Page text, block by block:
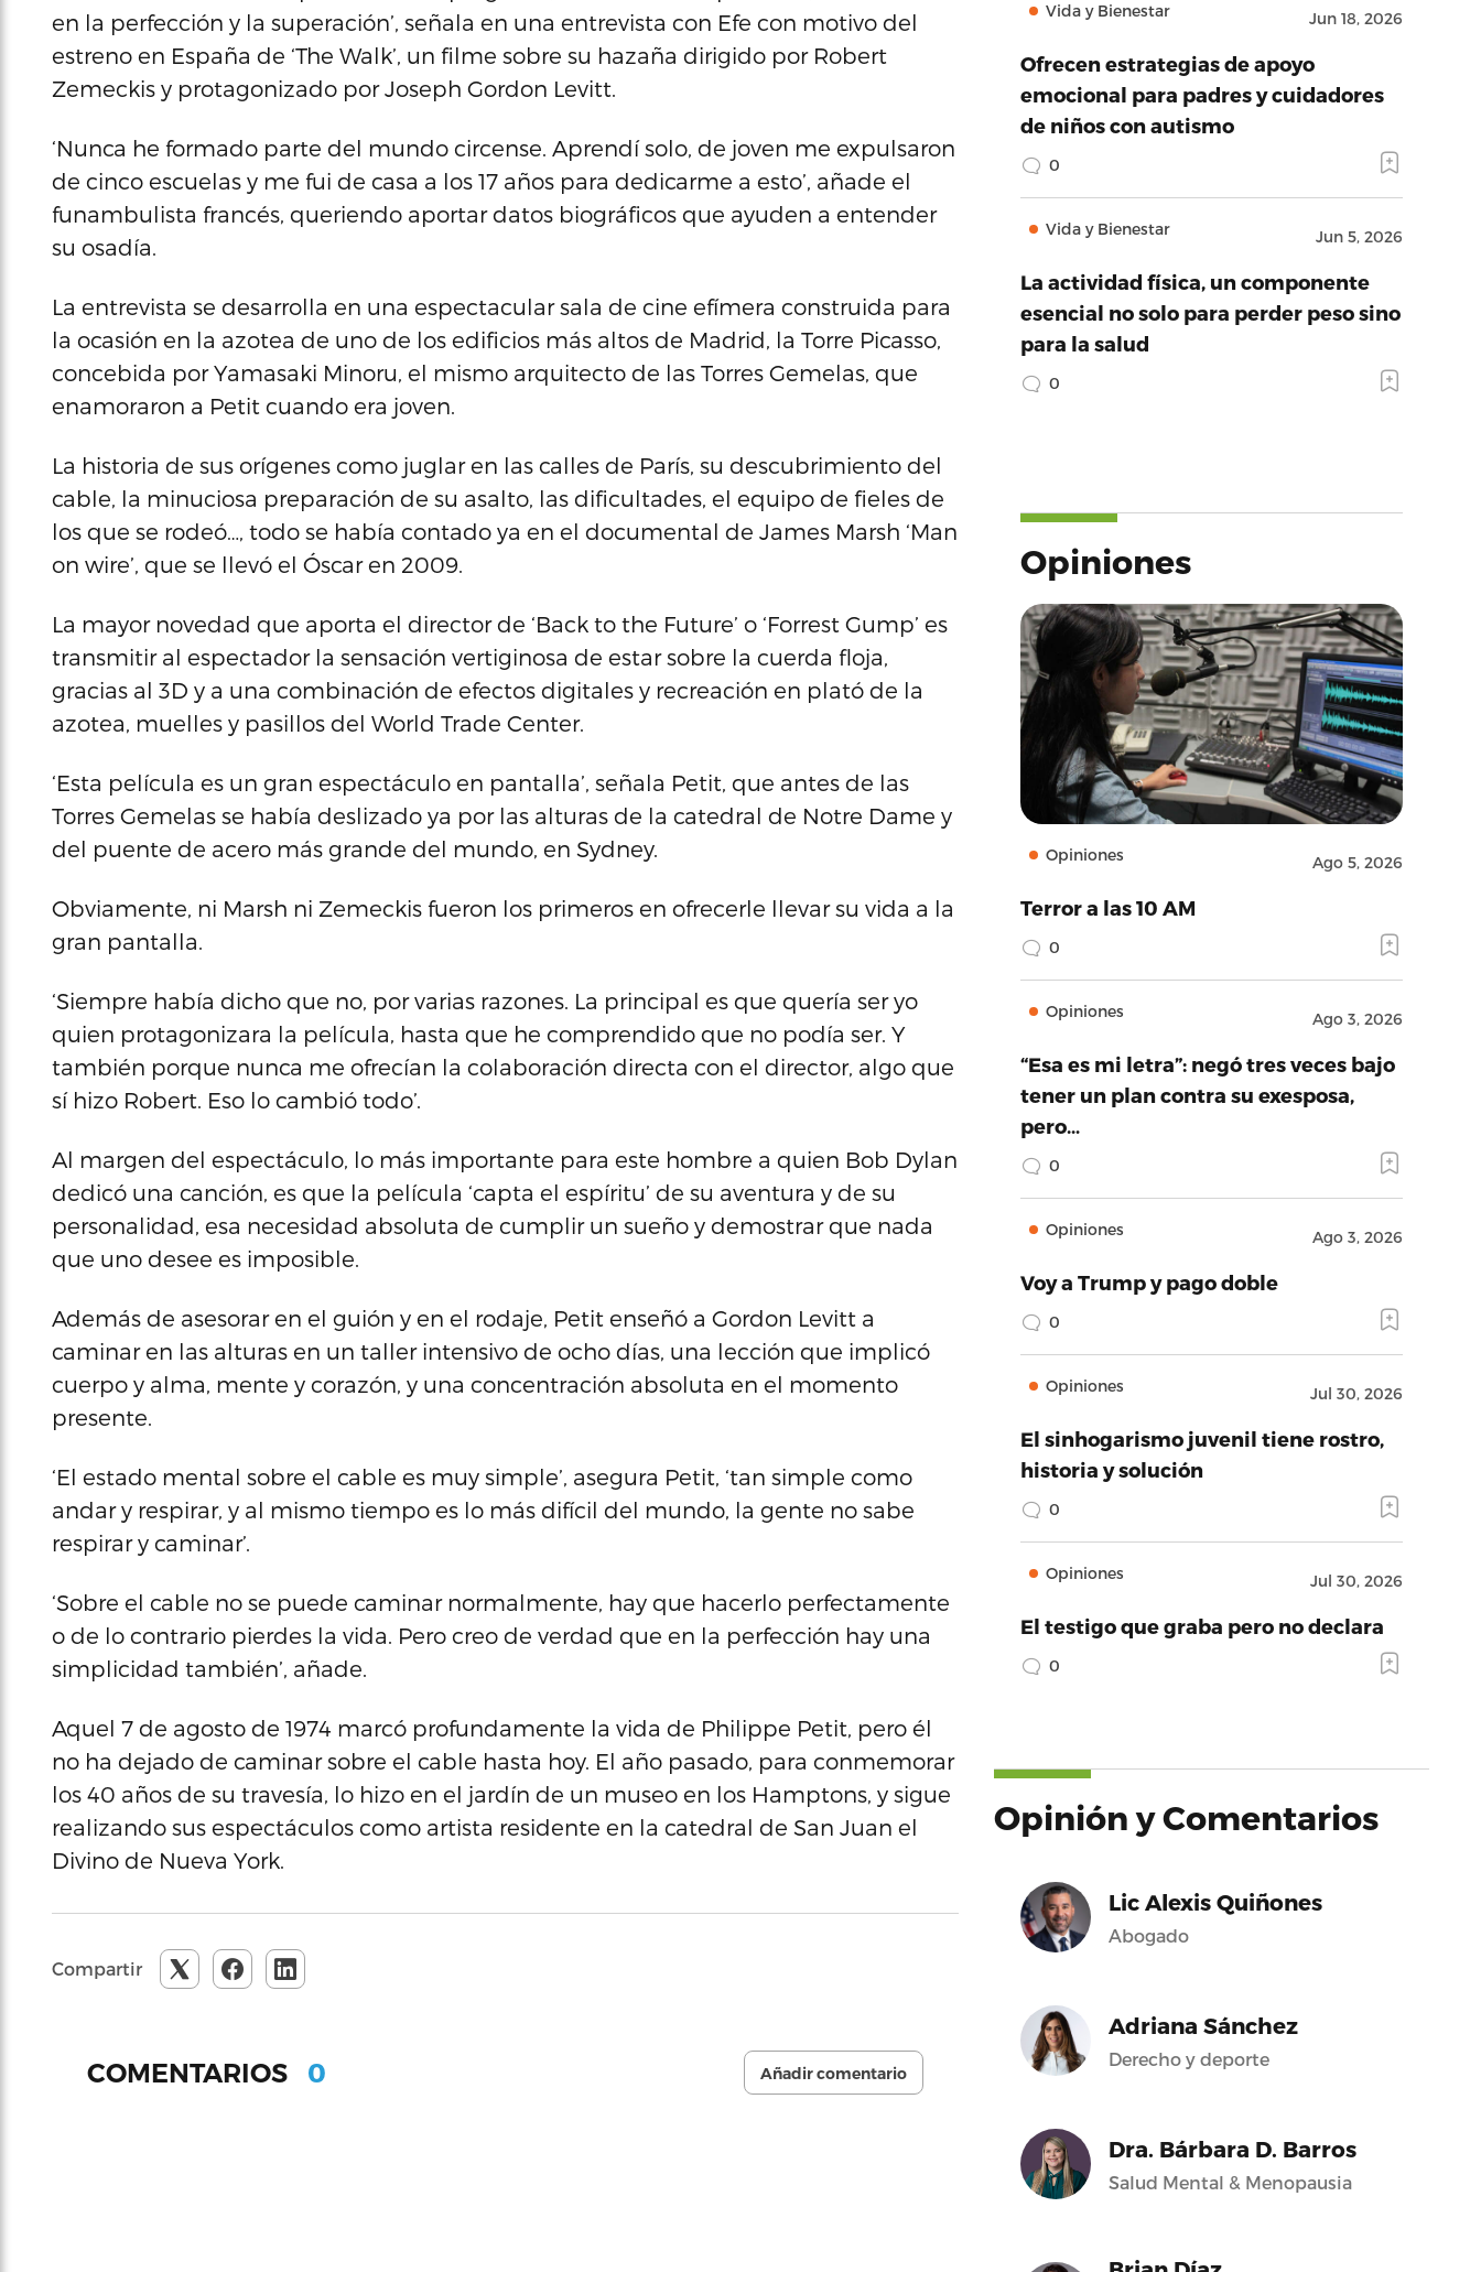
en la perfección y la superación’, señala en una entrevista con Efe con motivo del
estreno en España de ‘The Walk’, un filme sobre su hazaña dirigido por Robert
Zemeckis y protagonizado por Joseph Gordon Levitt.
‘Nunca he formado parte del mundo circense. Aprendí solo, de joven me expulsaron
de cinco escuelas y me fui de casa a los 17 años para dedicarme a esto’, añade el
funambulista francés, queriendo aportar datos biográficos que ayuden a entender
su osadía.
La entrevista se desarrolla en una espectacular sala de cine efímera construida para
la ocasión en la azotea de uno de los edificios más altos de Madrid, la Torre Picasso,
concebida por Yamasaki Minoru, el mismo arquitecto de las Torres Gemelas, que
enamoraron a Petit cuando era joven.
La historia de sus orígenes como juglar en las calles de París, su descubrimiento del
cable, la minuciosa preparación de su asalto, las dificultades, el equipo de fieles de
los que se rodeó…, todo se había contado ya en el documental de James Marsh ‘Man
on wire’, que se llevó el Óscar en 2009.
La mayor novedad que aporta el director de ‘Back to the Future’ o ‘Forrest Gump’ es
transmitir al espectador la sensación vertiginosa de estar sobre la cuerda floja,
gracias al 3D y a una combinación de efectos digitales y recreación en plató de la
azotea, muelles y pasillos del World Trade Center.
‘Esta película es un gran espectáculo en pantalla’, señala Petit, que antes de las
Torres Gemelas se había deslizado ya por las alturas de la catedral de Notre Dame y
del puente de acero más grande del mundo, en Sydney.
Obviamente, ni Marsh ni Zemeckis fueron los primeros en ofrecerle llevar su vida a la
gran pantalla.
‘Siempre había dicho que no, por varias razones. La principal es que quería ser yo
quien protagonizara la película, hasta que he comprendido que no podía ser. Y
también porque nunca me ofrecían la colaboración directa con el director, algo que
sí hizo Robert. Eso lo cambió todo’.
Al margen del espectáculo, lo más importante para este hombre a quien Bob Dylan
dedicó una canción, es que la película ‘capta el espíritu’ de su aventura y de su
personalidad, esa necesidad absoluta de cumplir un sueño y demostrar que nada
que uno desee es imposible.
Además de asesorar en el guión y en el rodaje, Petit enseñó a Gordon Levitt a
caminar en las alturas en un taller intensivo de ocho días, una lección que implicó
cuerpo y alma, mente y corazón, y una concentración absoluta en el momento
presente.
‘El estado mental sobre el cable es muy simple’, asegura Petit, ‘tan simple como
andar y respirar, y al mismo tiempo es lo más difícil del mundo, la gente no sabe
respirar y caminar’.
‘Sobre el cable no se puede caminar normalmente, hay que hacerlo perfectamente
o de lo contrario pierdes la vida. Pero creo de verdad que en la perfección hay una
simplicidad también’, añade.
Aquel 7 de agosto de 1974 marcó profundamente la vida de Philippe Petit, pero él
no ha dejado de caminar sobre el cable hasta hoy. El año pasado, para conmemorar
los 40 años de su travesía, lo hizo en el jardín de un museo en los Hamptons, y sigue
realizando sus espectáculos como artista residente en la catedral de San Juan el
Divino de Nueva York.
Compartir
COMENTARIOS 0 Añadir comentario
Vida y Bienestar Jun 18, 2026
Ofrecen estrategias de apoyo
emocional para padres y cuidadores
de niños con autismo
0
Vida y Bienestar Jun 5, 2026
La actividad física, un componente
esencial no solo para perder peso sino
para la salud
0
Opiniones
Opiniones Ago 5, 2026
Terror a las 10 AM
0
Opiniones Ago 3, 2026
“Esa es mi letra”: negó tres veces bajo
tener un plan contra su exesposa,
pero…
0
Opiniones Ago 3, 2026
Voy a Trump y pago doble
0
Opiniones Jul 30, 2026
El sinhogarismo juvenil tiene rostro,
historia y solución
0
Opiniones Jul 30, 2026
El testigo que graba pero no declara
0
Opinión y Comentarios
Lic Alexis Quiñones
Abogado
Adriana Sánchez
Derecho y deporte
Dra. Bárbara D. Barros
Salud Mental & Menopausia